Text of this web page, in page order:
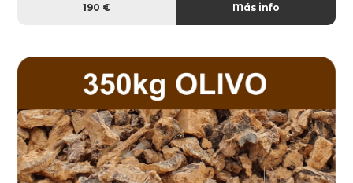
190 € Más info